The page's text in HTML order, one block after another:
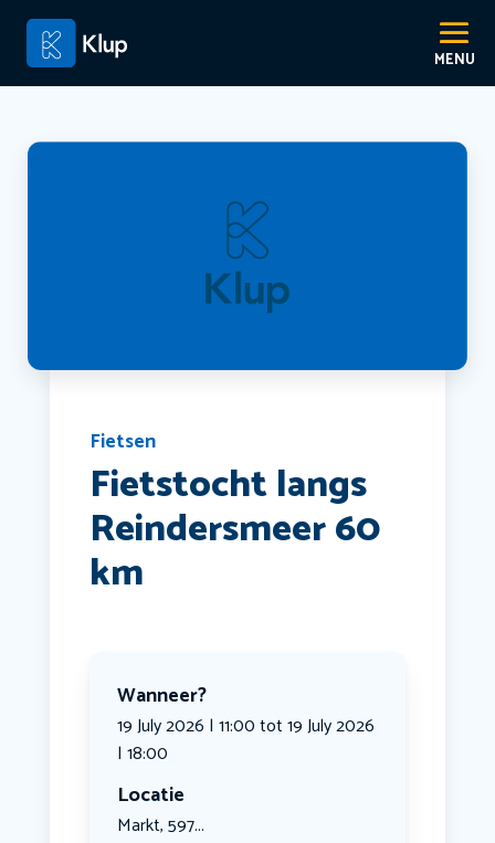
Fietsen
Fietstocht langs
Reindersmeer 60
km
Wanneer?
19 July 2026 | 11:00 tot 19 July 2026
| 18:00
Locatie
Markt, 597...